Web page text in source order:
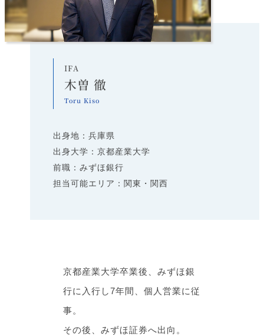
IFA
木曽 徹
Toru Kiso
出身地：兵庫県
出身大学：京都産業大学
前職：みずほ銀行
担当可能エリア：関東・関西
京都産業大学卒業後、みずほ銀
行に入行し7年間、個人営業に従
事。
その後、みずほ証券へ出向。